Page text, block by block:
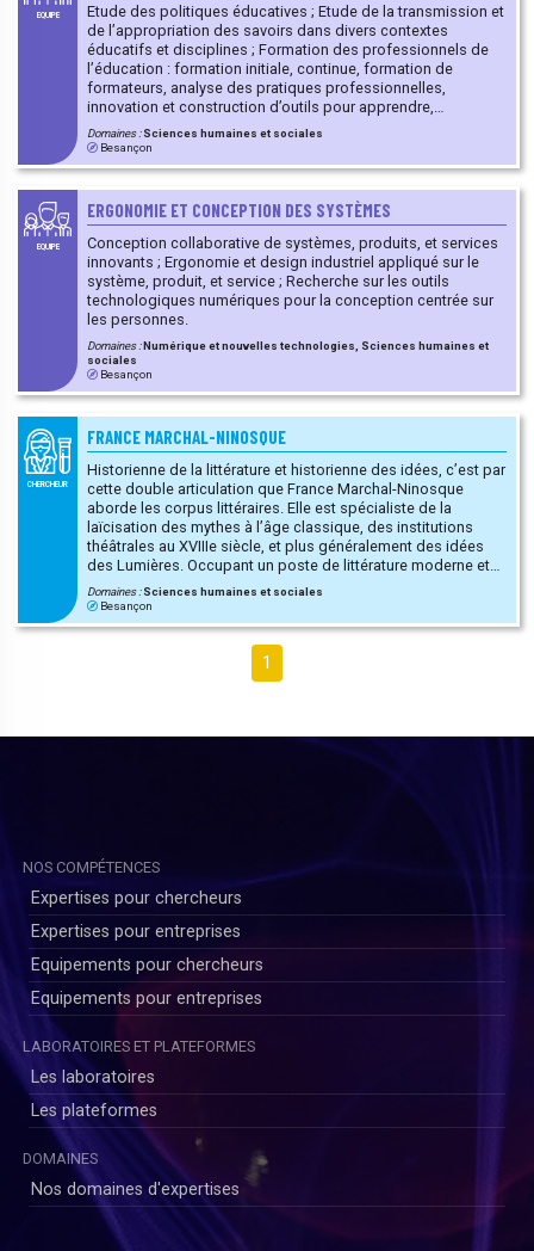
EQUIPE
Etude des politiques éducatives ; Etude de la transmission et
de l’appropriation des savoirs dans divers contextes
éducatifs et disciplines ; Formation des professionnels de
l’éducation : formation initiale, continue, formation de
formateurs, analyse des pratiques professionnelles,
innovation et construction d’outils pour apprendre,
recherches collaboratives entre professeurs et chercheurs.
Domaines :Sciences humaines et sociales
Besançon
EQUIPE
ERGONOMIE ET CONCEPTION DES SYSTÈMES
Conception collaborative de systèmes, produits, et services
innovants ; Ergonomie et design industriel appliqué sur le
système, produit, et service ; Recherche sur les outils
technologiques numériques pour la conception centrée sur
les personnes.
Domaines :Numérique et nouvelles technologies, Sciences humaines et
sociales
Besançon
CHERCHEUR
FRANCE MARCHAL-NINOSQUE
Historienne de la littérature et historienne des idées, c’est par
cette double articulation que France Marchal-Ninosque
aborde les corpus littéraires. Elle est spécialiste de la
laïcisation des mythes à l’âge classique, des institutions
théâtrales au XVIIIe siècle, et plus généralement des idées
des Lumières. Occupant un poste de littérature moderne et
contemporaine, ses travaux articulent aussi la réception du
XVIIIe siècle au siècle suivant (notamment les figures de
Goethe ou de Diderot). Sa méthode est celle du retour aux
Domaines :Sciences humaines et sociales
Besançon
1
NOS COMPÉTENCES
Expertises pour chercheurs
Expertises pour entreprises
Equipements pour chercheurs
Equipements pour entreprises
LABORATOIRES ET PLATEFORMES
Les laboratoires
Les plateformes
DOMAINES
Nos domaines d'expertises